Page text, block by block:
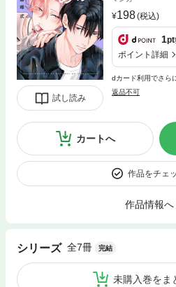
試し読み
198(税込)
1pt
ポイント詳細
dカード利用でさら
返品不可
カートへ
作品をチェ
作品情報へ
シリーズ 全7冊 完結
未購入巻をま